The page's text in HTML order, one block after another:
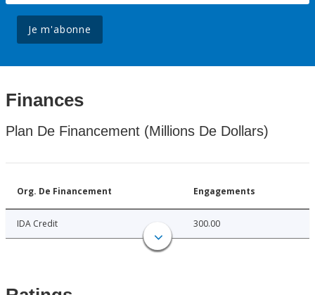
Je m'abonne
Finances
Plan De Financement (Millions De Dollars)
Org. De Financement Engagements
IDA Credit 300.00